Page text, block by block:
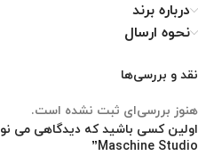
درباره برند
نحوه ارسال
نقد و بررسی‌ها
هنوز بررسی‌ای ثبت نشده است.
Maschine Studio”